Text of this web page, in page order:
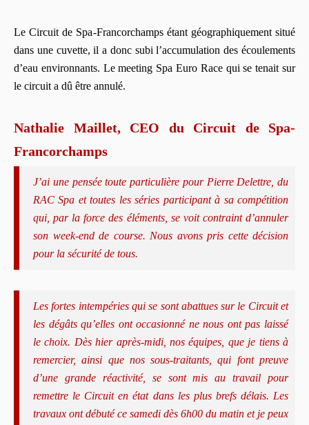
Le Circuit de Spa-Francorchamps étant géographiquement situé
dans une cuvette, il a donc subi l’accumulation des écoulements
d’eau environnants. Le meeting Spa Euro Race qui se tenait sur
le circuit a dû être annulé.
Nathalie Maillet, CEO du Circuit de Spa-
Francorchamps
J’ai une pensée toute particulière pour Pierre Delettre, du
RAC Spa et toutes les séries participant à sa compétition
qui, par la force des éléments, se voit contraint d’annuler
son week-end de course. Nous avons pris cette décision
pour la sécurité de tous.
Les fortes intempéries qui se sont abattues sur le Circuit et
les dégâts qu’elles ont occasionné ne nous ont pas laissé
le choix. Dès hier après-midi, nos équipes, que je tiens à
remercier, ainsi que nos sous-traitants, qui font preuve
d’une grande réactivité, se sont mis au travail pour
remettre le Circuit en état dans les plus brefs délais. Les
travaux ont débuté ce samedi dès 6h00 du matin et je peux